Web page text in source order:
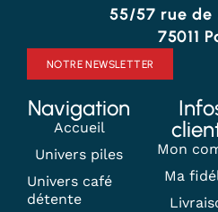
55/57 rue de
75011
NOTRE NEWSLETTER
Navigation
Accueil
Univers piles
Univers café
détente
Mon
Ma